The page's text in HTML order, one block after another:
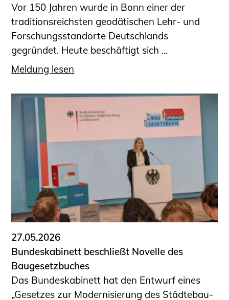
Vor 150 Jahren wurde in Bonn einer der
traditionsreichsten geodätischen Lehr- und
Forschungsstandorte Deutschlands
gegründet. Heute beschäftigt sich ...
Meldung lesen
27.05.2026
Bundeskabinett beschließt Novelle des
Baugesetzbuches
Das Bundeskabinett hat den Entwurf eines
„Gesetzes zur Modernisierung des Städtebau-